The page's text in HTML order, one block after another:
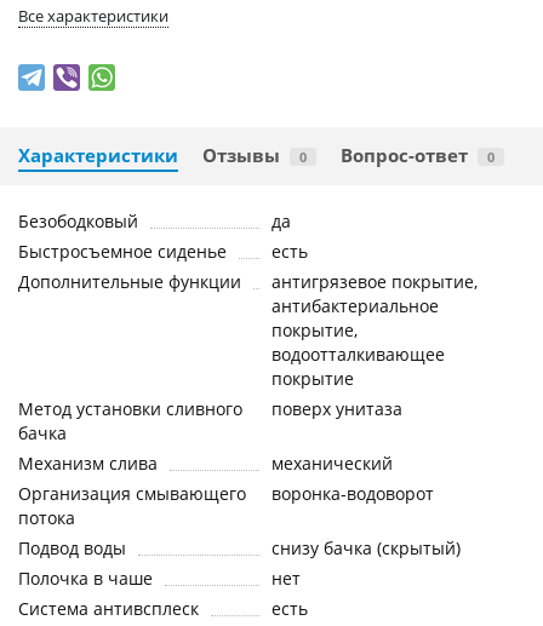
Все характеристики
Характеристики Отзывы 0 Вопрос-ответ 0
Безободковый
да
Быстросъемное сиденье
есть
Дополнительные функции
антигрязевое покрытие,
антибактериальное
покрытие,
водоотталкивающее
покрытие
Метод установки сливного
бачка
поверх унитаза
Механизм слива
механический
Организация смывающего
потока
воронка-водоворот
Подвод воды
снизу бачка (скрытый)
Полочка в чаше
нет
Система антивсплеск
есть